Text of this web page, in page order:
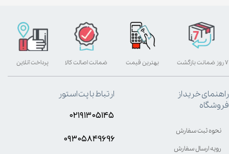
بهترین قیمت پرداخت آنلاین ۷ روز ضمانت بازگشت ضمانت اصالت کالا
راهنمای خرید از
فروشگاه
نحوه ثبت سفارش
رویه ارسال سفارش
ارتباط با پت استور
۰۲۱۹۱۳۰۵۱۴۵
۰۹۳۰۵8۴9696